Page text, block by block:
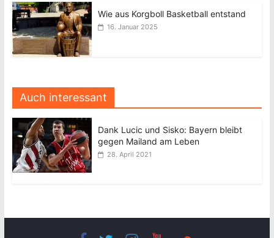
Wie aus Korgboll Basketball entstand
16. Januar 2025
Auch interessant
Dank Lucic und Sisko: Bayern bleibt
gegen Mailand am Leben
28. April 2021